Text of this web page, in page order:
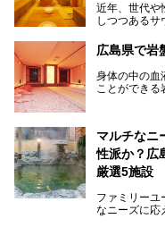
近年、世代や
しつつあるサ
わりと身体の
ュ効果はもち
期待されます
のオススメ温
ます。
広島県で岩
身体の中の血
ことができる
る、広島県で
ます！
マルチなニ
性派か？広
厳選5施設
ファミリーユ
なニーズに応